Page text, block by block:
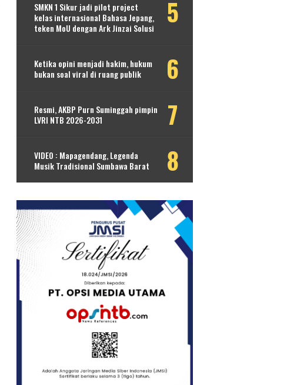
SMKN 1 Sikur jadi pilot project
kelas internasional Bahasa Jepang,
teken MoU dengan Ark Jinzai Solusi
Ketika opini menjadi hakim, hukum
bukan soal viral di ruang publik
Resmi, AKBP Purn Suminggah pimpin
LVRI NTB 2026-2031
VIDEO : Mapagendang, Legenda
Musik Tradisional Sumbawa Barat